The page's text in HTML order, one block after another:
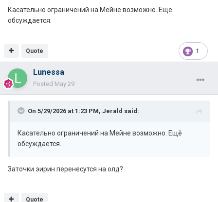
Касательно ограничений на Мейне возможно. Ещё
обсуждается.
1
Quote
Lunessa
Posted May 29
On 5/29/2026 at 1:23 PM, Jerald said:
Касательно ограничений на Мейне возможно. Ещё
обсуждается.
Заточки эирин перенесутся на олд?
Quote